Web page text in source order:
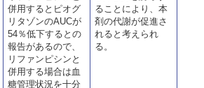
併用するとピオグ
リタゾンのAUCが
54％低下するとの
報告があるので、
リファンピシンと
併用する場合は血
糖管理状況を十分
ることにより、本
剤の代謝が促進さ
れると考えられ
る。